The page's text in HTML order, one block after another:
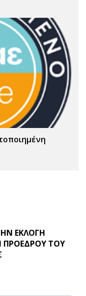
ΕΚΛΟΓΗ
ΠΡΟΕΔΡΟΥ ΤΟΥ